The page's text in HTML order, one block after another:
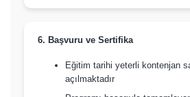
6. Başvuru ve Sertifika
Eğitim tarihi yeterli kontenjan
açılmaktadır